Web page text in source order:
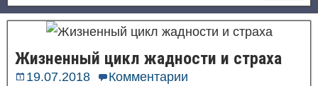
Жизненный цикл жадности и страха
19.07.2018 Комментарии